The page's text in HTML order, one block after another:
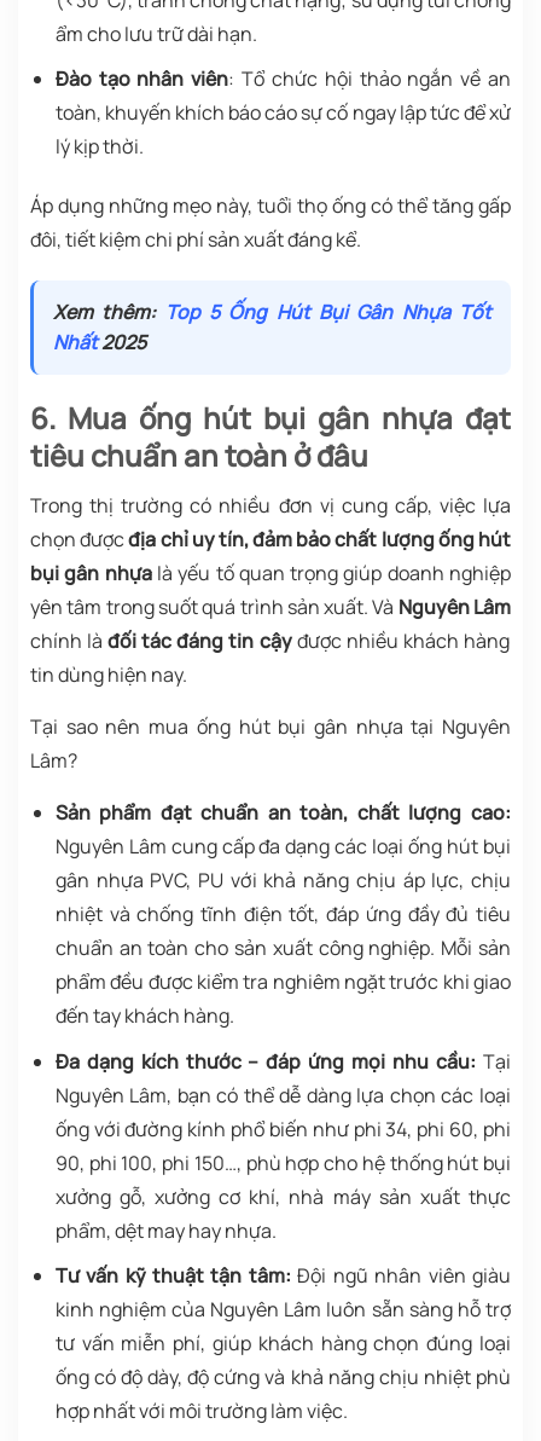
ẩm cho lưu trữ dài hạn.
Đào tạo nhân viên: Tổ chức hội thảo ngắn về an
toàn, khuyến khích báo cáo sự cố ngay lập tức để xử
lý kịp thời.
Áp dụng những mẹo này, tuổi thọ ống có thể tăng gấp
đôi, tiết kiệm chi phí sản xuất đáng kể.
Xem thêm: Top 5 Ống Hút Bụi Gân Nhựa Tốt
Nhất2025
6. Mua ống hút bụi gân nhựa đạt
tiêu chuẩn an toàn ở đâu
Trong thị trường có nhiều đơn vị cung cấp, việc lựa
chọn đượcđịa chỉ uy tín, đảm bảo chất lượng ống hút
bụi gân nhựalà yếu tố quan trọng giúp doanh nghiệp
yên tâm trong suốt quá trình sản xuất. Và Nguyên Lâm
chính làđối tác đáng tin cậyđược nhiều khách hàng
tin dùng hiện nay.
Tại sao nên mua ống hút bụi gân nhựa tại Nguyên
Lâm?
Sản phẩm đạt chuẩn an toàn, chất lượng cao:
Nguyên Lâm cung cấp đa dạng các loại ống hút bụi
gân nhựa PVC, PU với khả năng chịu áp lực, chịu
nhiệt và chống tĩnh điện tốt, đáp ứng đầy đủ tiêu
chuẩn an toàn cho sản xuất công nghiệp. Mỗi sản
phẩm đều được kiểm tra nghiêm ngặt trước khi giao
đến tay khách hàng.
Đa dạng kích thước – đáp ứng mọi nhu cầu: Tại
Nguyên Lâm, bạn có thể dễ dàng lựa chọn các loại
ống với đường kính phổ biến như phi 34, phi 60, phi
90, phi 100, phi 150…, phù hợp cho hệ thống hút bụi
xưởng gỗ, xưởng cơ khí, nhà máy sản xuất thực
phẩm, dệt may hay nhựa.
Tư vấn kỹ thuật tận tâm:Đội ngũ nhân viên giàu
kinh nghiệm của Nguyên Lâm luôn sẵn sàng hỗ trợ
tư vấn miễn phí, giúp khách hàng chọn đúng loại
ống có độ dày, độ cứng và khả năng chịu nhiệt phù
hợp nhất với môi trường làm việc.